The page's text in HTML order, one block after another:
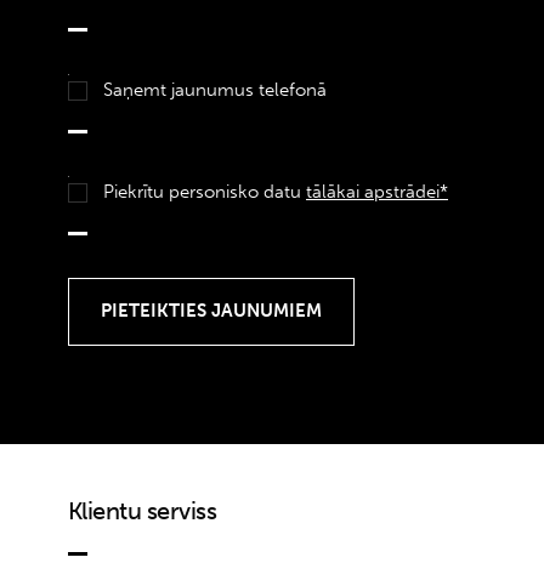
Saņemt jaunumus telefonā
Piekrītu personisko datu tālākai apstrādei*
Klientu serviss